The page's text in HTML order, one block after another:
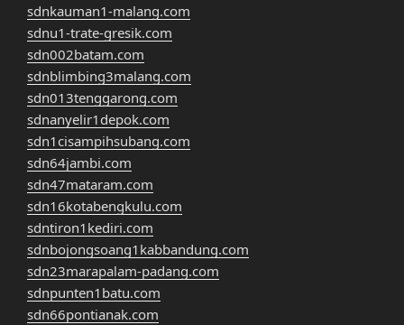
sdnkauman1-malang.com
sdnu1-trate-gresik.com
sdn002batam.com
sdnblimbing3malang.com
sdn013tenggarong.com
sdnanyelir1depok.com
sdn1cisampihsubang.com
sdn64jambi.com
sdn47mataram.com
sdn16kotabengkulu.com
sdntiron1kediri.com
sdnbojongsoang1kabbandung.com
sdn23marapalam-padang.com
sdnpunten1batu.com
sdn66pontianak.com